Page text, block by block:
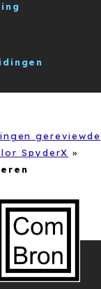
gereviewde
SpyderX »